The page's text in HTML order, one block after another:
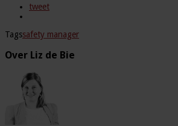
tweet
Tagssafety manager
Over Liz de Bie